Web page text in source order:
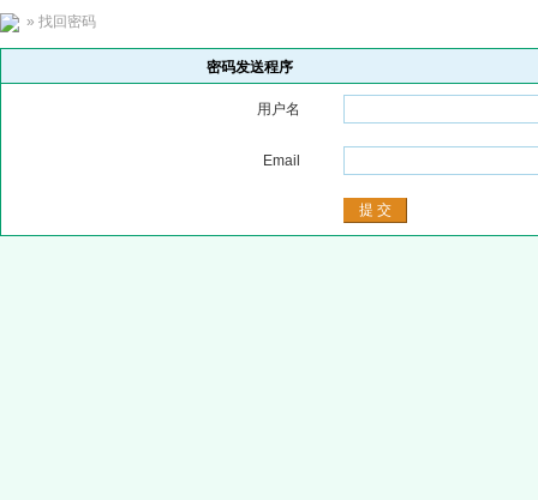
» 找回密码
密码发送程序
用户名
Email